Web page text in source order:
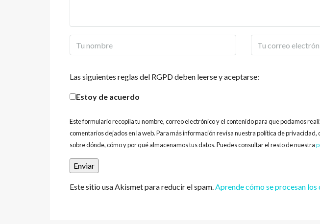
Las siguientes reglas del RGPD deben leerse y aceptarse:
Estoy de acuerdo
Este formulario recopila tu nombre, correo electrónico y el contenido para que podamos
comentarios dejados en la web. Para más información revisa nuestra política de
sobre dónde, cómo y por qué almacenamos tus datos. Puedes consultar el resto de nuestra
Este sitio usa Akismet para reducir el spam.Aprende cómo se procesan